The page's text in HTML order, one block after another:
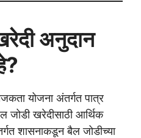
अनुदान
योजना अंतर्गत पात्र
जोडी खरेदीसाठी आर्थिक
शासनाकडून बैल जोडीच्या